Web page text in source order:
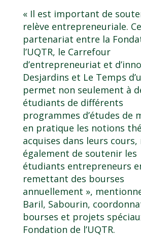
« Il est important de
relève entrepreneuriale. Ce
partenariat entre la
l’UQTR, le Carrefour
d’entrepreneuriat et
Desjardins et Le Temps
permet non seulement à
étudiants de différents
programmes d’études de
en pratique les notions
acquises dans leurs cours,
également de soutenir les
étudiants entrepreneurs
remettant des bourses
annuellement »,
Baril, Sabourin,
bourses et projets
Fondation de l’UQTR.